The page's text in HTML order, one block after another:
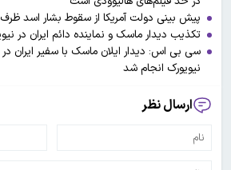
پیش بینی دولت آمریکا از سقوط بشار اسد ظرف
تکذیب دیدار ماسک و نماینده دائم ایران در
سی بی اس: دیدار ایلان ماسک با سفیر ایران
نیویورک انجام شد
ارسال نظر